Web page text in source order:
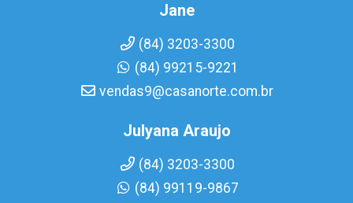
Jane
(84) 3203-3300
(84) 99215-9221
vendas9@casanorte.com.br
Julyana Araujo
(84) 3203-3300
(84) 99119-9867